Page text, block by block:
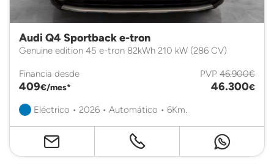
Audi Q4 Sportback e-tron
Genuine edition 45 e-tron 82kWh 210 kW (286 CV)
Financia desde
409€/mes*
PVP 46.900€
46.300€
Eléctrico • 2026 • Automático • 6Km.